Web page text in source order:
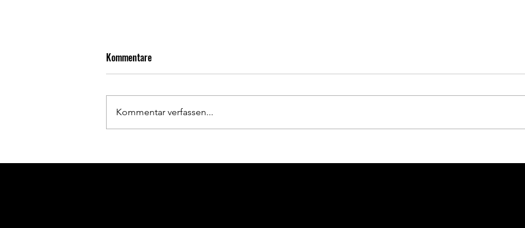
Juniorinnen in Billingsbach
Aldente-Cup in Zuffenhausen
Kommentare
Kommentar verfassen...